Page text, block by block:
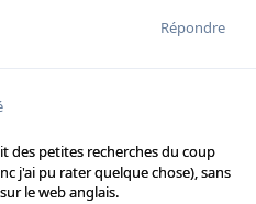
Répondre
des petites recherches du coup
j'ai pu rater quelque chose), sans
le web anglais.